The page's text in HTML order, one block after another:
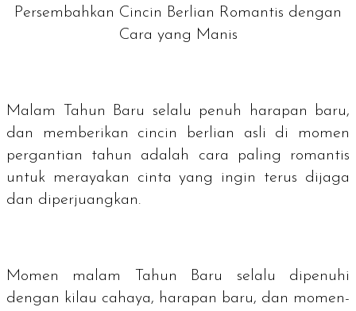
Persembahkan Cincin Berlian Romantis dengan
Cara yang Manis
Malam Tahun Baru selalu penuh harapan baru,
dan memberikan cincin berlian asli di momen
pergantian tahun adalah cara paling romantis
untuk merayakan cinta yang ingin terus dijaga
dan diperjuangkan.
Momen malam Tahun Baru selalu dipenuhi
dengan kilau cahaya, harapan baru, dan momen-